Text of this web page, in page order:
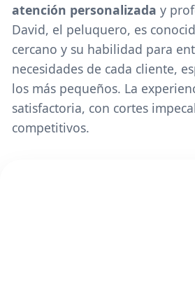
atención personalizada y
David, el peluquero, es
cercano y su habilidad para
necesidades de cada cliente,
los más pequeños. La
satisfactoria, con cortes
competitivos.